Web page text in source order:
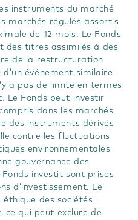
instruments du marché
marchés régulés assortis
de 12 mois. Le Fonds
des titres assimilés à des
de la restructuration
événement similaire
a pas de limite en termes
Le Fonds peut investir
dans les marchés
des instruments dérivés
contre les fluctuations
environnementales
gouvernance des
investit sont prises
d’investissement. Le
des sociétés
ce qui peut exclure de